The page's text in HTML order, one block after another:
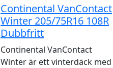
Continental VanContact
Winter 205/75R16 108R
Dubbfritt
Continental VanContact
Winter är ett vinterdäck med